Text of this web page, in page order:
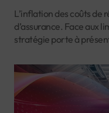
L’inflation des coûts de
d’assurance. Face aux
stratégie porte à